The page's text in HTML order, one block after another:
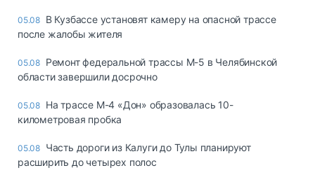
05.08 В Кузбассе установят камеру на опасной трассе
после жалобы жителя
05.08 Ремонт федеральной трассы М-5 в Челябинской
области завершили досрочно
05.08 На трассе М-4 «Дон» образовалась 10-
километровая пробка
05.08 Часть дороги из Калуги до Тулы планируют
расширить до четырех полос